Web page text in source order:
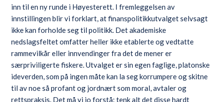
inn til en ny runde i Høyesterett. I fremleggelsen av
innstillingen blir vi forklart, at finanspolitikkutvalget selvsagt
ikke kan forholde seg til politikk. Det akademiske
nedslagsfeltet omfatter heller ikke etablerte og vedtatte
rammevilkår eller innvendinger fra det de mener er
særpriviligerte fiskere. Utvalget er sin egen faglige, platonske
ideverden, som på ingen måte kan la seg korrumpere og skitne
til av noe så profant og jordnært som moral, avtaler og
rettspraksis. Det må vi jo forstå: tenk alt det disse hardt